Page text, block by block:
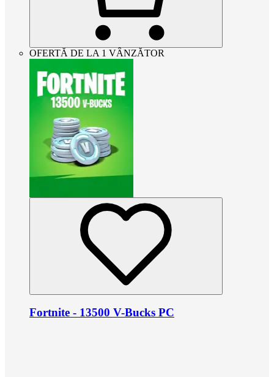
OFERTĂ DE LA 1 VÂNZĂTOR
Fortnite - 13500 V-Bucks PC